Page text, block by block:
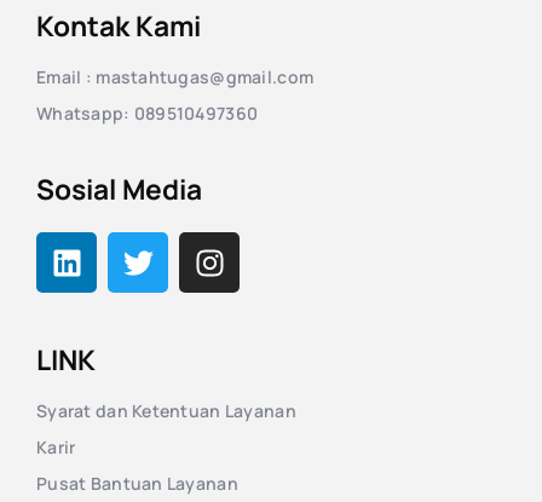
Kontak Kami
Email : mastahtugas@gmail.com
Whatsapp: 089510497360
Sosial Media
LINK
Syarat dan Ketentuan Layanan
Karir
Pusat Bantuan Layanan